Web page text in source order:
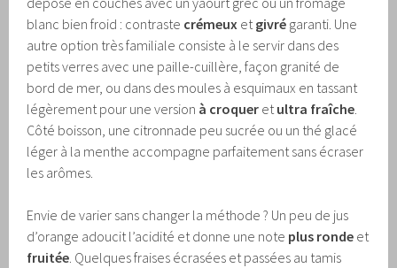
blanc bien froid : contraste crémeux etgivré garanti. Une
autre option très familiale consiste à le servir dans des
petits verres avec une paille-cuillère, façon granité de
bord de mer, ou dans des moules à esquimaux en tassant
légèrement pour une version à croquer etultra fraîche.
Côté boisson, une citronnade peu sucrée ou un thé glacé
léger à la menthe accompagne parfaitement sans écraser
les arômes.
Envie de varier sans changer la méthode ? Un peu de jus
d’orange adoucit l’acidité et donne une note plus ronde et
fruitée. Quelques fraises écrasées et passées au tamis